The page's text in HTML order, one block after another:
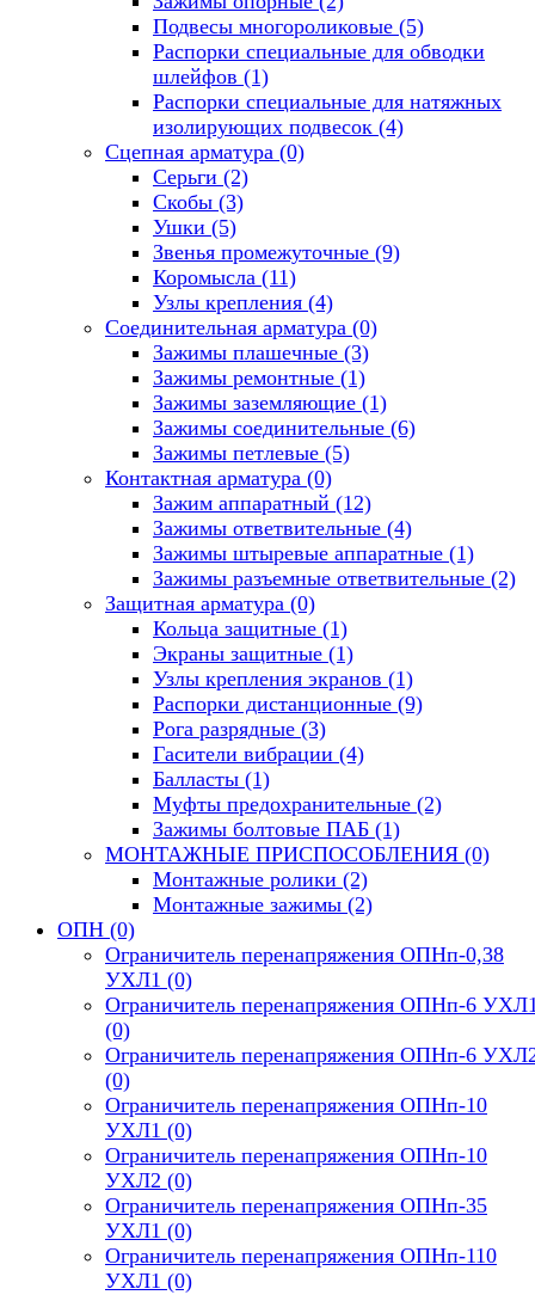
Подвесы многороликовые (5)
Распорки специальные для обводки
шлейфов (1)
Распорки специальные для натяжных
изолирующих подвесок (4)
Сцепная арматура (0)
Серьги (2)
Скобы (3)
Ушки (5)
Звенья промежуточные (9)
Коромысла (11)
Узлы крепления (4)
Соединительная арматура (0)
Зажимы плашечные (3)
Зажимы ремонтные (1)
Зажимы заземляющие (1)
Зажимы соединительные (6)
Зажимы петлевые (5)
Контактная арматура (0)
Зажим аппаратный (12)
Зажимы ответвительные (4)
Зажимы штыревые аппаратные (1)
Зажимы разъемные ответвительные (2)
Защитная арматура (0)
Кольца защитные (1)
Экраны защитные (1)
Узлы крепления экранов (1)
Распорки дистанционные (9)
Рога разрядные (3)
Гасители вибрации (4)
Балласты (1)
Муфты предохранительные (2)
Зажимы болтовые ПАБ (1)
МОНТАЖНЫЕ ПРИСПОСОБЛЕНИЯ (0)
Монтажные ролики (2)
Монтажные зажимы (2)
ОПН (0)
Ограничитель перенапряжения ОПНп-0,38
УХЛ1 (0)
Ограничитель перенапряжения ОПНп-6
(0)
Ограничитель перенапряжения ОПНп-6
(0)
Ограничитель перенапряжения ОПНп-10
УХЛ1 (0)
Ограничитель перенапряжения ОПНп-10
УХЛ2 (0)
Ограничитель перенапряжения ОПНп-35
УХЛ1 (0)
Ограничитель перенапряжения ОПНп-110
УХЛ1 (0)